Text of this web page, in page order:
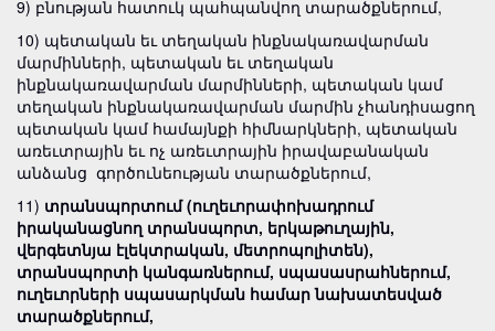
9) բնության հատուկ պահպանվող տարածքներում,
10) պետական եւ տեղական ինքնակառավարման
մարմինների, պետական եւ տեղական
ինքնակառավարման մարմինների, պետական կամ
տեղական ինքնակառավարման մարմին չհանդիսացող
պետական կամ համայնքի հիմնարկների, պետական
առեւտրային եւ ոչ առեւտրային իրավաբանական
անձանց գործունեության տարածքներում,
11) տրանսպորտում (ուղեւորափոխադրում
իրականացնող տրանսպորտ, երկաթուղային,
վերգետնյա էլեկտրական, մետրոպոլիտեն),
տրանսպորտի կանգառներում, սպասասրահներում,
ուղեւորների սպասարկման համար նախատեսված
տարածքներում,